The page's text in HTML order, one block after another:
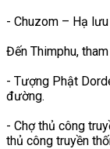
- Chuzom – Hạ
Đến Thimphu, tham
- Tượng Phật
đường.
- Chợ thủ công
thủ công truyền